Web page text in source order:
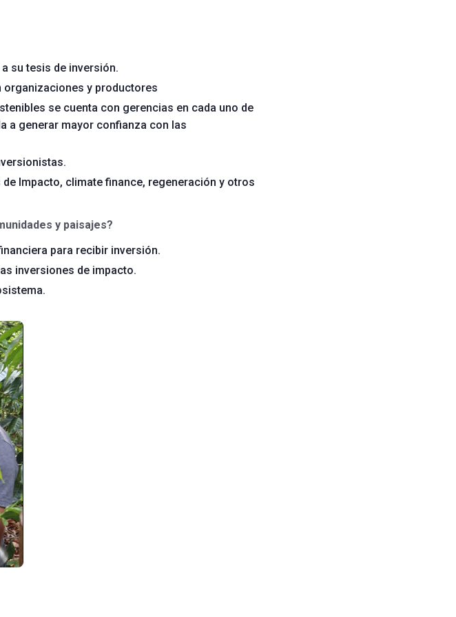
su tesis de inversión.
organizaciones y productores
se cuenta con gerencias en cada uno de
a generar mayor confianza con las
Impacto, climate finance, regeneración y otros
y paisajes?
para recibir inversión.
inversiones de impacto.